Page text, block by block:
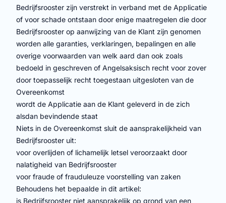
Bedrijfsrooster zijn verstrekt in verband met de Applicatie
of voor schade ontstaan door enige maatregelen die door
Bedrijfsrooster op aanwijzing van de Klant zijn genomen
worden alle garanties, verklaringen, bepalingen en alle
overige voorwaarden van welk aard dan ook zoals
bedoeld in geschreven of Angelsaksisch recht voor zover
door toepasselijk recht toegestaan uitgesloten van de
Overeenkomst
wordt de Applicatie aan de Klant geleverd in de zich
alsdan bevindende staat
Niets in de Overeenkomst sluit de aansprakelijkheid van
Bedrijfsrooster uit:
voor overlijden of lichamelijk letsel veroorzaakt door
nalatigheid van Bedrijfsrooster
voor fraude of frauduleuze voorstelling van zaken
Behoudens het bepaalde in dit artikel:
is Bedrijfsrooster niet aansprakelijk op grond van een